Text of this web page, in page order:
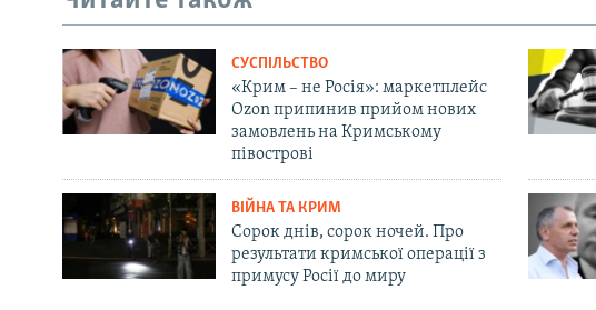
СУСПІЛЬСТВО
«Крим – не Росія»: маркетплейс
Ozon припинив прийом нових
замовлень на Кримському
півострові
ВІЙНА ТА КРИМ
Сорок днів, сорок ночей. Про
результати кримської операції з
примусу Росії до миру